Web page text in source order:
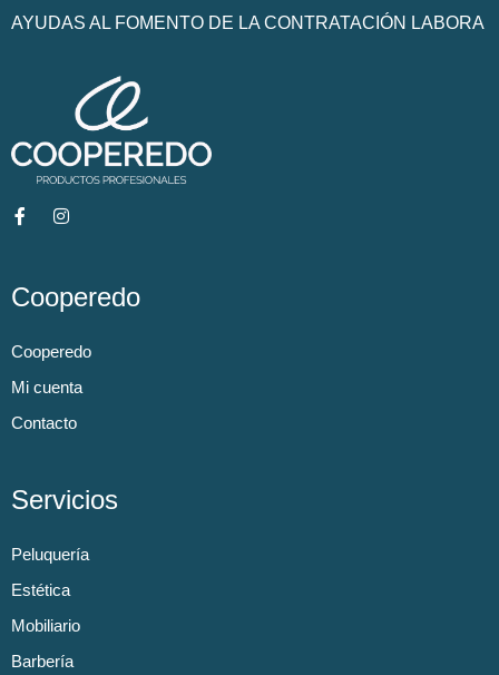
AYUDAS AL FOMENTO DE LA CONTRATACIÓN LABORA
Cooperedo
Cooperedo
Mi cuenta
Contacto
Servicios
Peluquería
Estética
Mobiliario
Barbería